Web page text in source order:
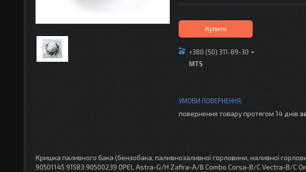
Купити
+380 (50) 311-89-30
MTS
повернення товару протягом 14 днів
Кришка паливного бака (бензобака, паливнозаливної горловини, наливної
90501145 91583 90500239 OPEL Astra-G/H Zafira-A/B Combo Corsa-B/C Vectra-B/C